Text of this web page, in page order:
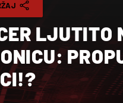
LJUTITO